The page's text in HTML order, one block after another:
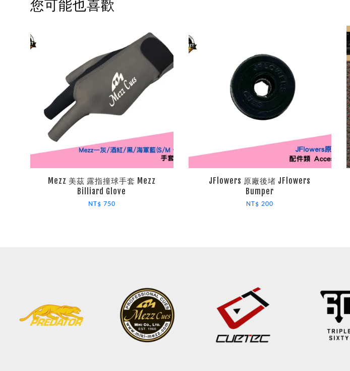
您可能也喜歡
Mezz 美茲 露指撞球手套 Mezz
Billiard Glove
NT$ 750
JFlowers 原廠後堵 JFlowers
Bumper
NT$ 200